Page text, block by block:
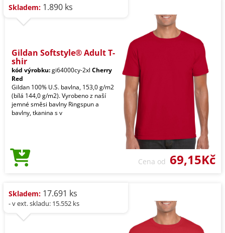
Skladem: 1.890 ks
Gildan Softstyle® Adult T-
shir
kód výrobku:gi64000cy-2xl Cherry
Red
Gildan 100% U.S. bavlna, 153,0 g/m2
(bílá 144,0 g/m2). Vyrobeno z naší
jemné směsi bavlny Ringspun a
bavlny, tkanina s v
Cena od 69,15Kč
Skladem: 17.691 ks
- v ext. skladu: 15.552 ks